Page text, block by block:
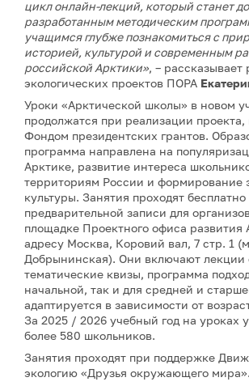
цикл онлайн-лекций, который станет
разработанным методическим
учащимся глубже познакомиться с
историей, культурой и современным
российской Арктики», – рассказывает
экологических проектов ПОРА
Уроки «Арктической школы» в новом
продолжатся при реализации
Фондом президентских грантов.
программа направлена на
Арктике, развитие интереса
территориям России и формирование
культуры. Занятия проходят бесплатно
предварительной записи для
площадке Проектного офиса развития
адресу Москва, Коровий вал, 7 стр. 1
Добрынинская). Они включают лекции
тематические квизы, программа
начальной, так и для средней и
адаптируется в зависимости от
За 2025 / 2026 учебный год на уроках
более 580 школьников.
Занятия проходят при поддержке
экологию «Друзья окружающего мира».